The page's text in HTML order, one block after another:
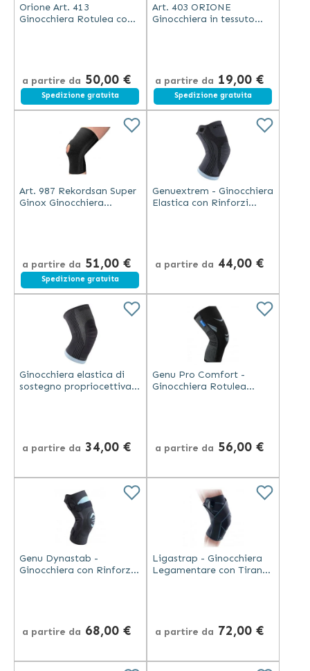
Orione Art. 413
Ginocchiera Rotulea con
a partire da 50,00 €
Spedizione gratuita
Art. 403 ORIONE
Ginocchiera in tessuto
a partire da 19,00 €
Spedizione gratuita
Art. 987 Rekordsan Super
Ginox Ginocchiera
a partire da 51,00 €
Spedizione gratuita
Genuextrem - Ginocchiera
Elastica con Rinforzi
a partire da 44,00 €
Ginocchiera elastica di
sostegno propriocettiva
a partire da 34,00 €
Genu Pro Comfort -
Ginocchiera Rotulea
a partire da 56,00 €
Genu Dynastab -
Ginocchiera con Rinforzi
a partire da 68,00 €
Ligastrap - Ginocchiera
Legamentare con Tiranti
a partire da 72,00 €